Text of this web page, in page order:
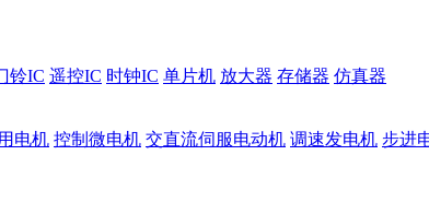
铃IC 遥控IC 时钟IC 单片机 放大器 存储器 仿真器
电机 控制微电机 交直流伺服电动机 调速发电机 步进